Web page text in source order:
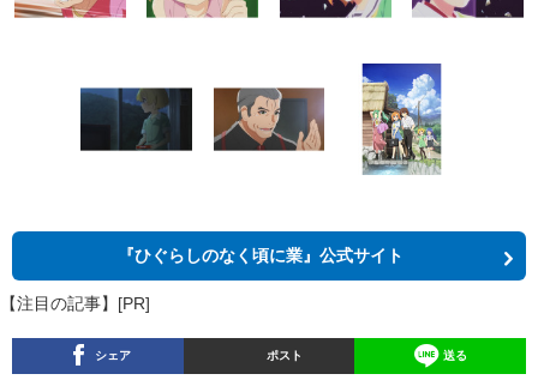
『ひぐらしのなく頃に業』公式サイト
【注目の記事】[PR]
シェア ポスト 送る